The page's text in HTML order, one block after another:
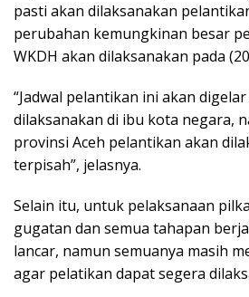
pasti akan dilaksanakan
perubahan kemungkinan besar
WKDH akan dilaksanakan pada
“Jadwal pelantikan ini akan
dilaksanakan di ibu kota negara,
provinsi Aceh pelantikan akan
terpisah”, jelasnya.
Selain itu, untuk pelaksanaan
gugatan dan semua tahapan
lancar, namun semuanya masih
agar pelatikan dapat segera